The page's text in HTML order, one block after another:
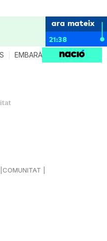
ara mateix
21:38
EMBARÀS CRIANÇA
COMUNITAT